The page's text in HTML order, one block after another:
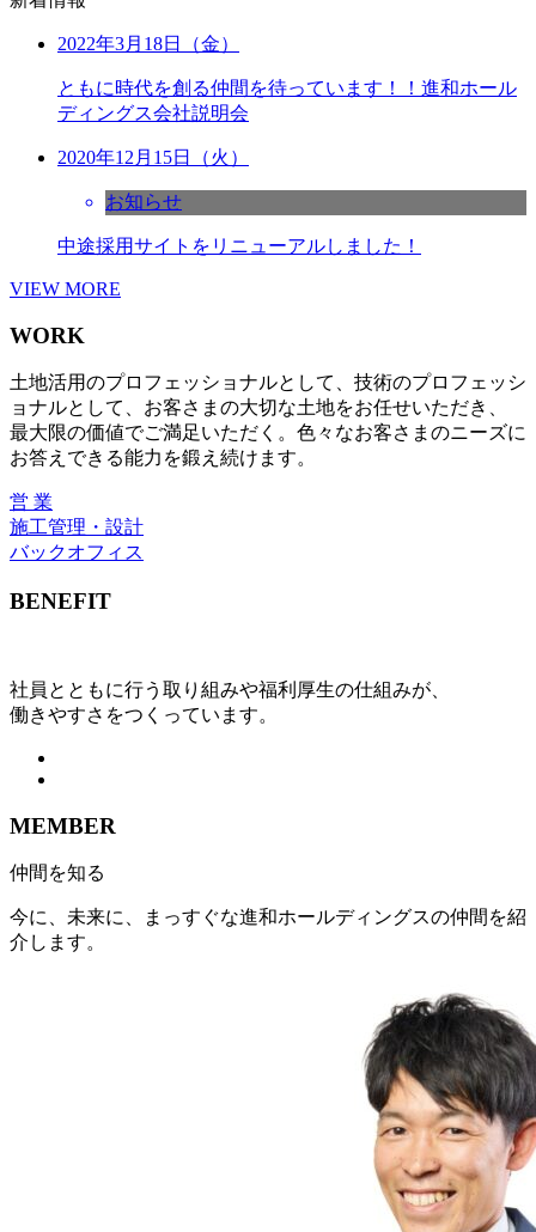
2022年3月18日（金）
ともに時代を創る仲間を待っています！！進和ホール
ディングス会社説明会
2020年12月15日（火）
お知らせ
中途採用サイトをリニューアルしました！
VIEW MORE
WORK
土地活用のプロフェッショナルとして、技術のプロフェッシ
ョナルとして、お客さまの大切な土地をお任せいただき、
最大限の価値でご満足いただく。色々なお客さまのニーズに
お答えできる能力を鍛え続けます。
営 業
施工管理・設計
バックオフィス
BENEFIT
社員とともに行う取り組みや福利厚生の仕組みが、
働きやすさをつくっています。
MEMBER
仲間を知る
今に、未来に、まっすぐな進和ホールディングスの仲間を紹
介します。